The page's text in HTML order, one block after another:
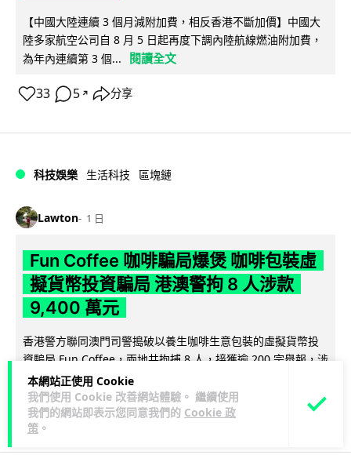
本網站正使用 Cookie
我們使用 Cookie 改善網站體驗。 繼續使用
我們的網站即表示您同意我們的 Cookie 政
策 。
【中國大陸連續 3 個月減附加費，相反香港不斷加價】中國大
陸多家航空公司自 8 月 5 日起再度下調內陸航線燃油附加費，
為年內連續第 3 個...
閱讀全文
33 5 ↗ 分享
科技娛樂 生活科技 區塊鏈
Lawton 1 日
Fun Coffee 咖啡騙局爆煲 咖啡包裝虛
擬貨幣投資騙局 港澳警拘 8 人涉款
9,400 萬元
香港警方聯同澳門司警搗破以養生咖啡生意包裝的虛擬貨幣投
資騙局 Fun Coffee，兩地共拘捕 8 人，接獲逾 200 宗舉報，涉
款 9,4... 閱讀全文
119 10 ↗ 分享